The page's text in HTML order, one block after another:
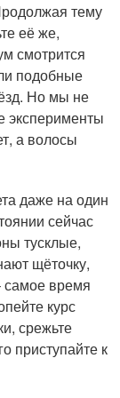
тему
её же,
смотрится
подобные
Но мы не
эксперименты
а волосы
даже на один
сейчас
тусклые,
щёточку,
время
курс
срежьте
приступайте к